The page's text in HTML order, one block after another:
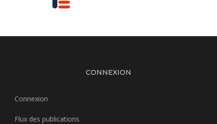
CONNEXION
Connexion
Flux des publications